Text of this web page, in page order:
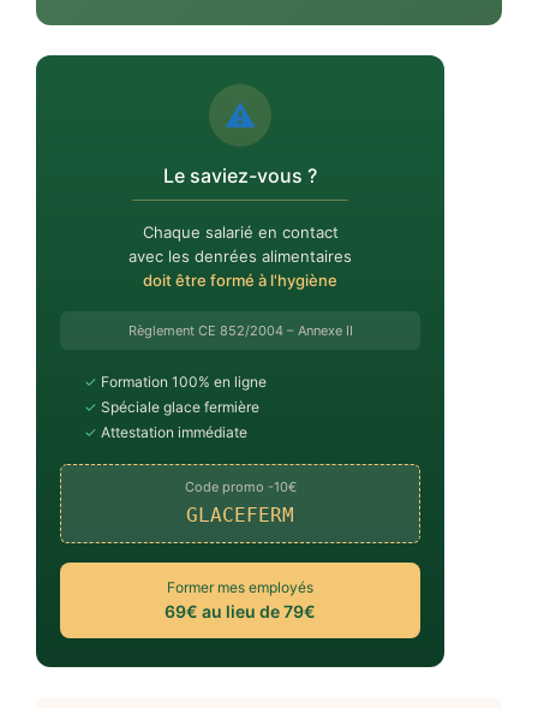
⚠️
Le saviez-vous ?
Chaque salarié en contact
avec les denrées alimentaires
doit être formé à l'hygiène
Règlement CE 852/2004 – Annexe II
✓ Formation 100% en ligne
✓ Spéciale glace fermière
✓ Attestation immédiate
Code promo -10€
GLACEFERM
Former mes employés
69€ au lieu de 79€